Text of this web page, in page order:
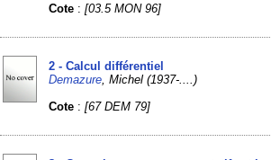
Cote :[03.5 MON 96]
2 - Calcul différentiel
Demazure , Michel (1937-....)
Cote :[67 DEM 79]